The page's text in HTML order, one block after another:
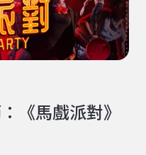
《馬戲派對》